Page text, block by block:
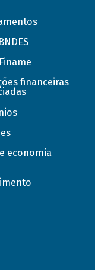
financeiras
economia